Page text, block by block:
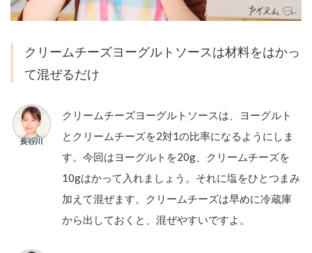
クリームチーズヨーグルトソースは材料をはかっ
て混ぜるだけ
クリームチーズヨーグルトソースは、ヨーグルト
とクリームチーズを2対1の比率になるようにしま
す。今回はヨーグルトを20g、クリームチーズを
10gはかって入れましょう。それに塩をひとつまみ
加えて混ぜます。クリームチーズは早めに冷蔵庫
から出しておくと、混ぜやすいですよ。